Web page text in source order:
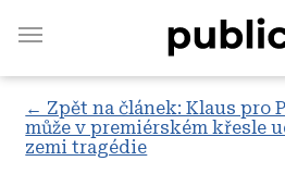
main
← Zpět na článek: Klaus pro
může v premiérském křesle
zemi tragédie
Vyhledávejte na Publiku